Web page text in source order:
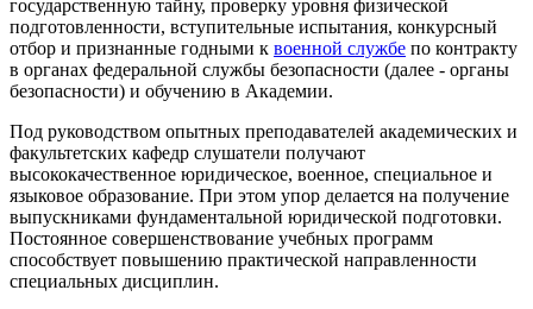
государственную тайну, проверку уровня физической
подготовленности, вступительные испытания, конкурсный
отбор и признанные годными к военной службе по контракту
в органах федеральной службы безопасности (далее - органы
безопасности) и обучению в Академии.
Под руководством опытных преподавателей академических и
факультетских кафедр слушатели получают
высококачественное юридическое, военное, специальное и
языковое образование. При этом упор делается на получение
выпускниками фундаментальной юридической подготовки.
Постоянное совершенствование учебных программ
способствует повышению практической направленности
специальных дисциплин.